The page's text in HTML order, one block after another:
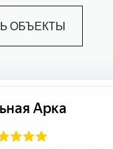
ОБЪЕКТЫ